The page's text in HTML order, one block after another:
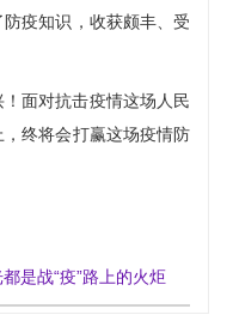
疫知识，收获颇丰、受
面对抗击疫情这场人民
终将会打赢这场疫情防
是战“疫”路上的火炬